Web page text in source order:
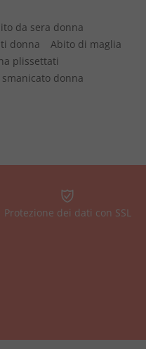
da sera donna
donna
Abito di maglia
plissettati
donna
Protezione dei dati con SSL